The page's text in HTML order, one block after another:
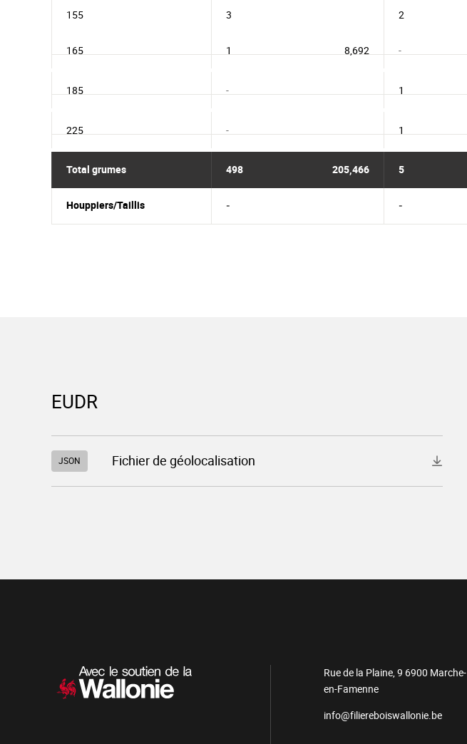
155 3 2
165 1 -
8,692
185 - 1
225 - 1
Total grumes 498 205,466 5
Houppiers/Taillis - -
EUDR
Télécharger
le
"952_2026_1084_2_102.json"
JSON Fichier de géolocalisation
Rue de la Plaine, 9 6900 Marche-
en-Famenne
info@filiereboiswallonie.be